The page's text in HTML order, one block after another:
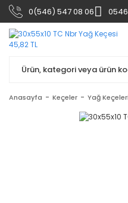
0(546) 547 08 06
Anasayfa Keçeler Yağ Keçeleri